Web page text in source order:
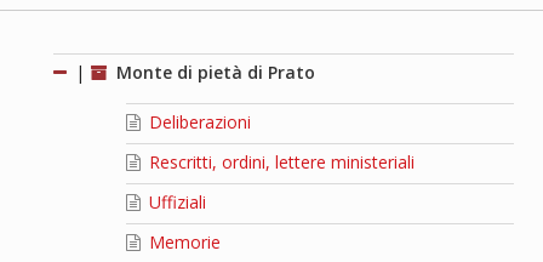
| Monte di pietà di Prato
Deliberazioni
Rescritti, ordini, lettere ministeriali
Uffiziali
Memorie